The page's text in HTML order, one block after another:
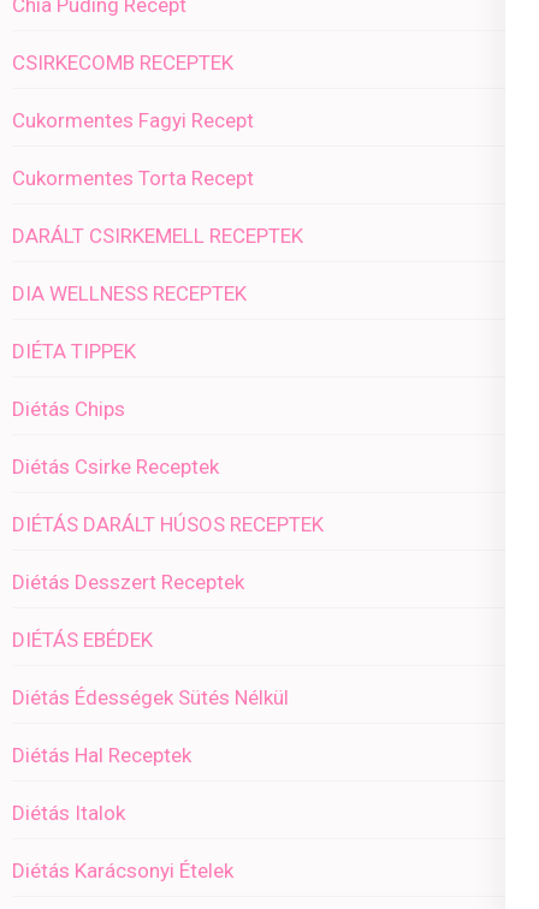
CSIRKECOMB RECEPTEK
Cukormentes Fagyi Recept
Cukormentes Torta Recept
DARÁLT CSIRKEMELL RECEPTEK
DIA WELLNESS RECEPTEK
DIÉTA TIPPEK
Diétás Chips
Diétás Csirke Receptek
DIÉTÁS DARÁLT HÚSOS RECEPTEK
Diétás Desszert Receptek
DIÉTÁS EBÉDEK
Diétás Édességek Sütés Nélkül
Diétás Hal Receptek
Diétás Italok
Diétás Karácsonyi Ételek